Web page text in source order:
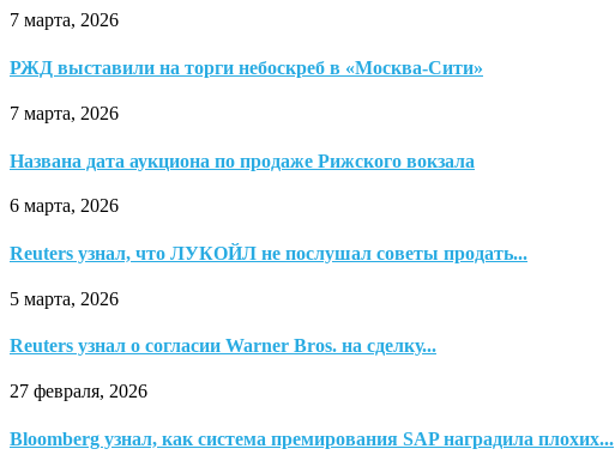
7 марта, 2026
РЖД выставили на торги небоскреб в «Москва-Сити»
7 марта, 2026
Названа дата аукциона по продаже Рижского вокзала
6 марта, 2026
Reuters узнал, что ЛУКОЙЛ не послушал советы продать...
5 марта, 2026
Reuters узнал о согласии Warner Bros. на сделку...
27 февраля, 2026
Bloomberg узнал, как система премирования SAP наградила плохих...